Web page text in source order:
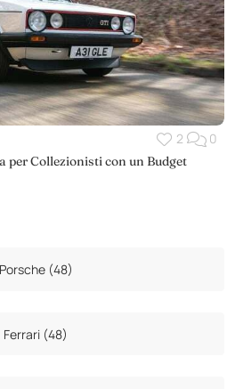
2 0
per Collezionisti con un Budget
Porsche (48)
Ferrari (48)